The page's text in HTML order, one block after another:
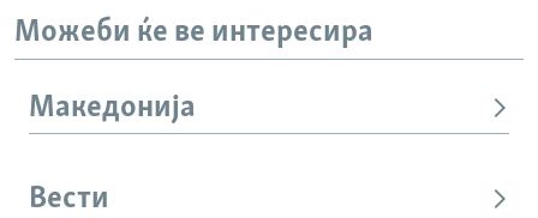
Можеби ќе ве интересира
Македонија
Вести